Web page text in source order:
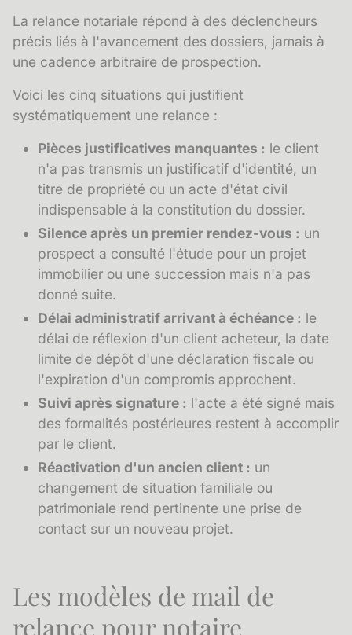
La relance notariale répond à des déclencheurs
précis liés à l'avancement des dossiers, jamais à
une cadence arbitraire de prospection.
Voici les cinq situations qui justifient
systématiquement une relance :
Pièces justificatives manquantes : le client
n'a pas transmis un justificatif d'identité, un
titre de propriété ou un acte d'état civil
indispensable à la constitution du dossier.
Silence après un premier rendez-vous : un
prospect a consulté l'étude pour un projet
immobilier ou une succession mais n'a pas
donné suite.
Délai administratif arrivant à échéance : le
délai de réflexion d'un client acheteur, la date
limite de dépôt d'une déclaration fiscale ou
l'expiration d'un compromis approchent.
Suivi après signature : l'acte a été signé mais
des formalités postérieures restent à accomplir
par le client.
Réactivation d'un ancien client : un
changement de situation familiale ou
patrimoniale rend pertinente une prise de
contact sur un nouveau projet.
Les modèles de mail de
relance pour notaire